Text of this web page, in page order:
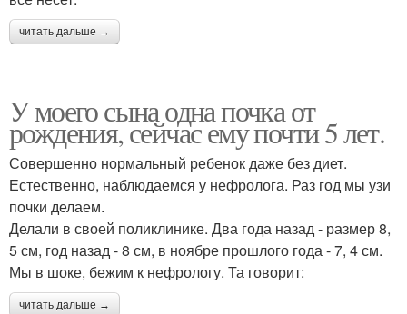
читать дальше →
У моего сына одна почка от
рождения, сейчас ему почти 5 лет.
Совершенно нормальный ребенок даже без диет.
Естественно, наблюдаемся у нефролога. Раз год мы узи
почки делаем.
Делали в своей поликлинике. Два года назад - размер 8,
5 см, год назад - 8 см, в ноябре прошлого года - 7, 4 см.
Мы в шоке, бежим к нефрологу. Та говорит:
читать дальше →